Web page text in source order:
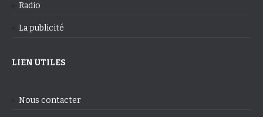
Radio
La publicité
LIEN UTILES
Nous contacter